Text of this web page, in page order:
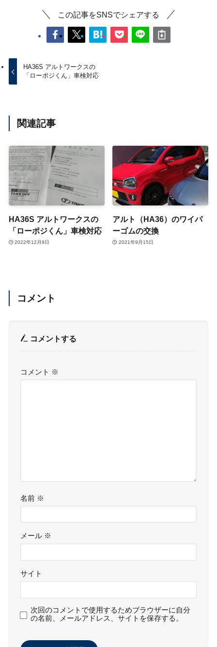
この記事をSNSでシェアする
HA36S アルトワークスの
「ローポジくん」車検対応
関連記事
HA36S アルトワークスの
「ローポジくん」車検対応
2022年12月9日
アルト（HA36）のワイパ
ーゴムの交換
2021年9月15日
コメント
コメントする
コメント ※
名前 ※
メール ※
サイト
次回のコメントで使用するためブラウザーに自分
の名前、メールアドレス、サイトを保存する。